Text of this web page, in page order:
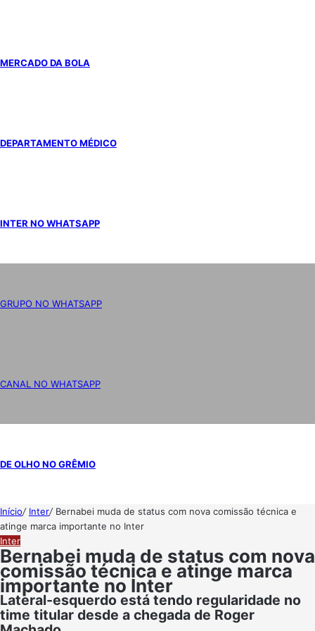
MERCADO DA BOLA
DEPARTAMENTO MÉDICO
INTER NO WHATSAPP
GRUPO NO WHATSAPP
CANAL NO WHATSAPP
DE OLHO NO GRÊMIO
Início/ Inter/ Bernabei muda de status com nova comissão técnica e
atinge marca importante no Inter
Inter
Bernabei muda de status com nova
comissão técnica e atinge marca
importante no Inter
Lateral-esquerdo está tendo regularidade no
time titular desde a chegada de Roger